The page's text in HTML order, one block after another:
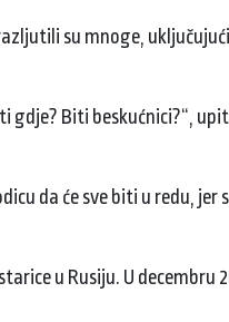
su mnoge,
Biti beskućnici?“,
da će sve biti u redu, jer
u Rusiju. U decembru